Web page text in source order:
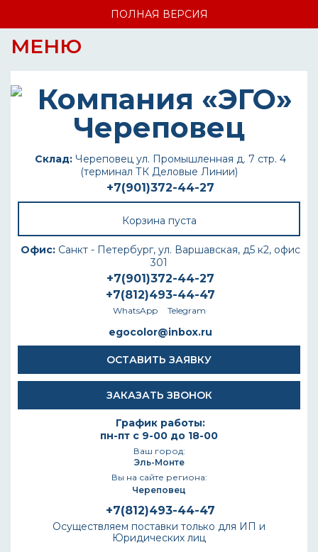
ПОЛНАЯ ВЕРСИЯ
МЕНЮ
Склад: Череповец ул. Промышленная д. 7 стр. 4
(терминал ТК Деловые Линии)
+7(901)372-44-27
Корзина пуста
Офис: Санкт - Петербург, ул. Варшавская, д5 к2, офис
301
+7(901)372-44-27
+7(812)493-44-47
WhatsApp Telegram
egocolor@inbox.ru
ОСТАВИТЬ ЗАЯВКУ
ЗАКАЗАТЬ ЗВОНОК
График работы:
пн-пт с 9-00 до 18-00
Ваш город:
Эль-Монте
Вы на сайте региона:
Череповец
+7(812)493-44-47
Осуществляем поставки только для ИП и
Юридических лиц